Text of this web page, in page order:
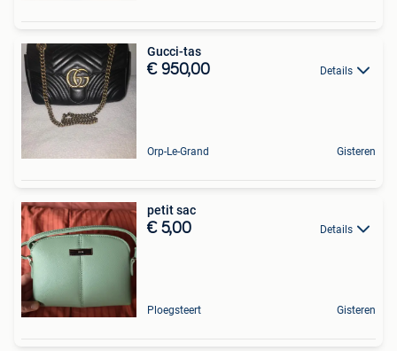
Gucci-tas
€ 950,00 Details
Orp-Le-Grand Gisteren
petit sac
€ 5,00 Details
Ploegsteert Gisteren